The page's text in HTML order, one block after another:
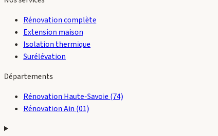
Rénovation complète
Extension maison
Isolation thermique
Surélévation
Départements
Rénovation Haute-Savoie (74)
Rénovation Ain (01)